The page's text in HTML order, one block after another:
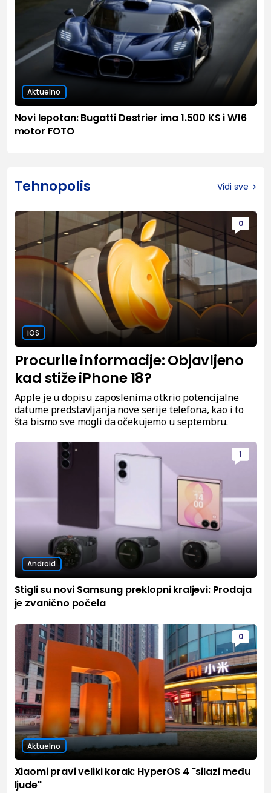
Aktuelno
Novi lepotan: Bugatti Destrier ima 1.500 KS i W16
motor FOTO
Tehnopolis Vidi sve
0
iOS
Procurile informacije: Objavljeno
kad stiže iPhone 18?
Apple je u dopisu zaposlenima otkrio potencijalne
datume predstavljanja nove serije telefona, kao i to
šta bismo sve mogli da očekujemo u septembru.
1
Android
Stigli su novi Samsung preklopni kraljevi: Prodaja
je zvanično počela
0
Aktuelno
Xiaomi pravi veliki korak: HyperOS 4 "silazi među
ljude"